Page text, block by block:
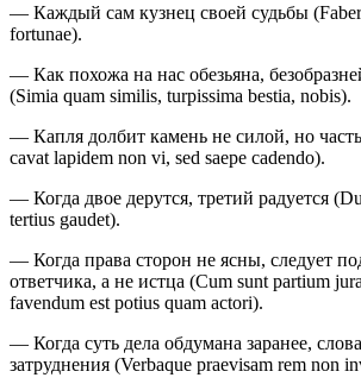
— Каждый сам кузнец своей судьбы (Faber
fortunae).
— Как похожа на нас обезьяна,
(Simia quam similis, turpissima bestia, nobis).
— Капля долбит камень не силой, но
cavat lapidem non vi, sed saepe cadendo).
— Когда двое дерутся, третий радуется
tertius gaudet).
— Когда права сторон не ясны, следует
ответчика, а не истца (Cum sunt partium
favendum est potius quam actori).
— Когда суть дела обдумана заранее,
затруднения (Verbaque praevisam rem non